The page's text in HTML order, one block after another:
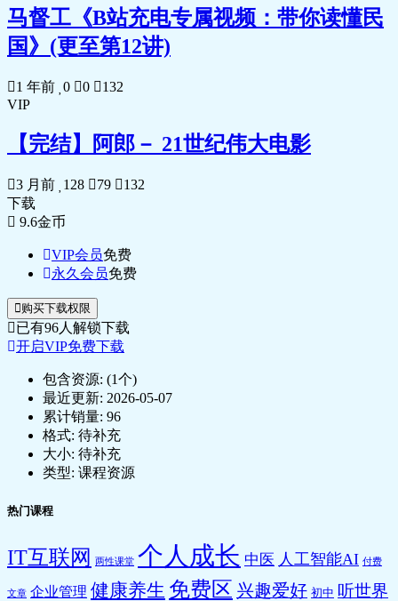
马督工《B站充电专属视频：带你读懂民
国》(更至第12讲)
1 年前 0 0
132
VIP
【完结】阿郎－ 21世纪伟大电影
3 月前 128 79
132
下载
9.6金币
VIP会员免费
永久会员免费
购买下载权限
已有96人解锁下载
开启VIP免费下载
包含资源: (1个)
最近更新: 2026-05-07
累计销量: 96
格式: 待补充
大小: 待补充
类型: 课程资源
热门课程
IT互联网 两性课堂 个人成长 中医 人工智能AI 付费
文章 企业管理 健康养生 免费区 兴趣爱好 初中 听世界